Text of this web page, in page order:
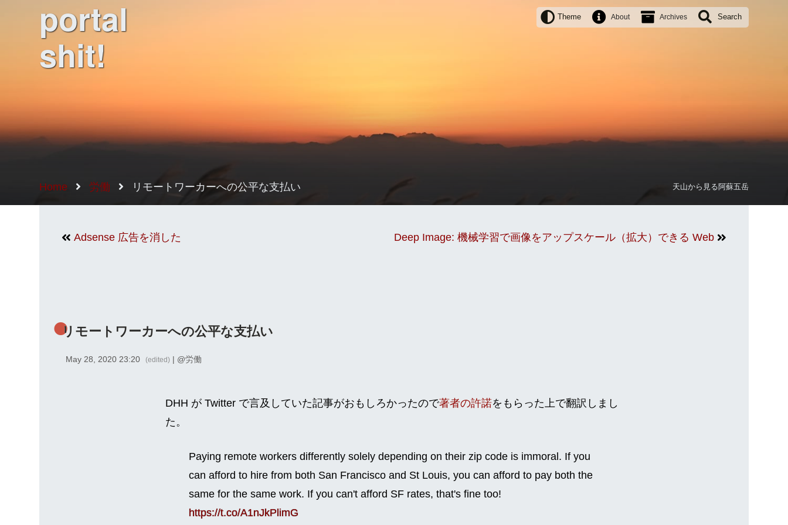
portal
shit!
Theme About Archives Search
Home 労働 リモートワーカーへの公平な支払い 天山から見る阿蘇五岳
Adsense 広告を消した Deep Image: 機械学習で画像をアップスケール（拡大）できる Web サービス
リモートワーカーへの公平な支払い
May 28, 2020 23:20 (edited) | @労働
DHH が Twitter で言及していた記事がおもしろかったので著者の許諾をもらった上で翻訳しまし
た。
Paying remote workers differently solely depending on their zip code is immoral. If you
can afford to hire from both San Francisco and St Louis, you can afford to pay both the
same for the same work. If you can't afford SF rates, that's fine too!
https://t.co/A1nJkPlimG